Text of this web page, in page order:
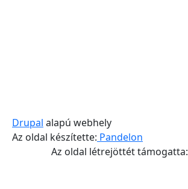
Drupal alapú webhely
Az oldal készítette: Pandelon
Az oldal létrejöttét támogatta: